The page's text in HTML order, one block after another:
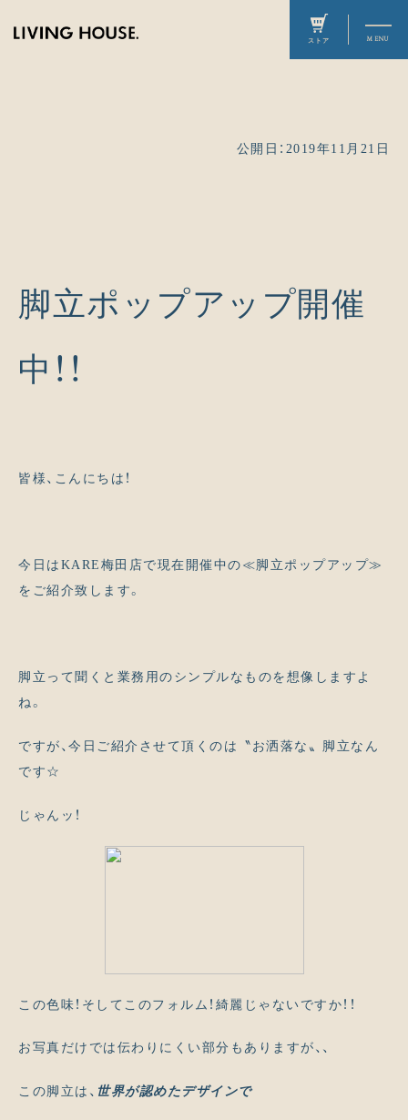
公開日：2019年11月21日
脚立ポップアップ開催
中！！
皆様、こんにちは！
今日はKARE梅田店で現在開催中の≪脚立ポップアップ≫
をご紹介致します。
脚立って聞くと業務用のシンプルなものを想像しますよ
ね。
ですが、今日ご紹介させて頂くのは〝お洒落な〟脚立なん
です☆
じゃんッ！
この色味！そしてこのフォルム！綺麗じゃないですか！！
お写真だけでは伝わりにくい部分もありますが、、
この脚立は、 世界が認めたデザインで